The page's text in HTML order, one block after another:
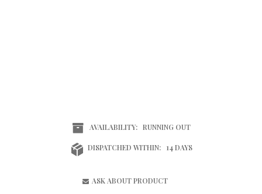
AVAILABILITY: RUNNING OUT
DISPATCHED WITHIN: 14 DAYS
ASK ABOUT PRODUCT